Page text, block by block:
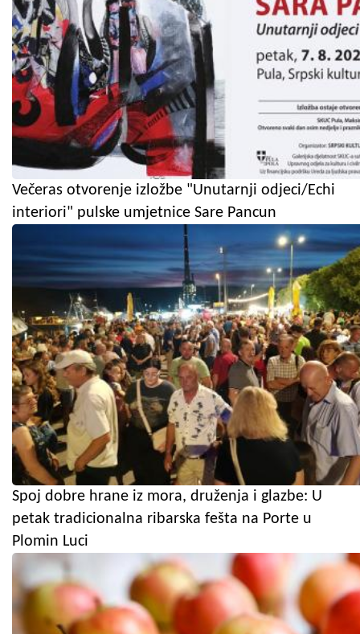
Večeras otvorenje izložbe "Unutarnji odjeci/Echi
interiori" pulske umjetnice Sare Pancun
Spoj dobre hrane iz mora, druženja i glazbe: U
petak tradicionalna ribarska fešta na Porte u
Plomin Luci